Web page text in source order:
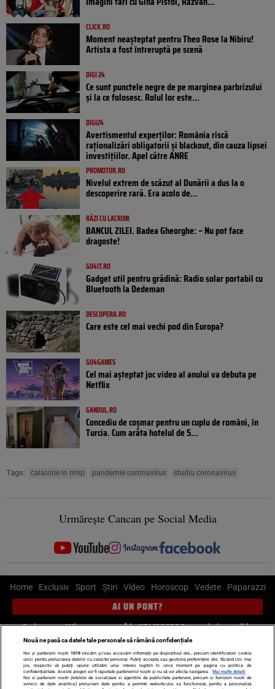
CLICK.RO
Moment neașteptat pentru Theo Rose la Nibiru!
Artista a fost întreruptă pe scenă
DIGI 24
Ce sunt punctele negre de pe marginea parbrizului
și la ce folosesc. Rolul lor este...
DIGI24
Avertismentul experților: România riscă
raționalizări obligatorii și blackout, din cauza lipsei
investițiilor. Apel către ANRE
PROMOTOR.RO
Nivelul extrem de scăzut al Dunării a dus la o
descoperire rară. Era acolo de...
RÂZI CU LACRIMI
BANCUL ZILEI. Badea Gheorghe: – Nu pot face
dragoste!
GO4IT.RO
Gadget util pentru grădină: Radio solar portabil cu
Bluetooth la Dedeman
DESCOPERA.RO
Care este cel mai vechi pod din Europa?
GO4GAMES
Cel mai așteptat joc video al anului va debuta pe
Netflix
GANDUL.RO
Concediu de coșmar pentru un cuplu de români, în
Turcia. Cum arăta hotelul de 5...
Tags: calatorie in timp pandemie coronavirus studiu coronavirus
Urmărește Cancan pe Social Media
Home Exclusiv Sport Știri Video Horoscop Vedete Paparazzi
AI UN PONT?
Scrie-ne pe Whatsapp, sună la 0741226226 sau trimite mail la
pont@cancan.ro
Știri interne Știri externe
Politică
Ultimele stiri
Diete Insula Iubirii Dictionar de vise LIFE STYLE
Nouă ne pasă ca datele tale personale să rămână confidențiale
Noi și partenerii noștri 1019stocăm și/sau accesăm informații pe dispozitivul dvs., precum identificatorii cookie
unici pentru prelucrarea datelor cu caracter personal. Puteți accepta sau gestiona preferințele dvs. făcând clic mai
jos, respectiv vă puteți opune utilizării unui interes legitim în orice moment pe pagina cu politica de
confidențialitate. Aceste alegeri vor fi raportate partenerilor noștri și nu vă vor afecta navigarea.
Mai multe detalii
Noi si partenerii nostri (retelele de socializare si agentiile de publicitate partenere, precum si furnizorii nostri de
servicii de date analitice) prelucram date pentru a permite website-ului sa functioneze, pentru a personaliza